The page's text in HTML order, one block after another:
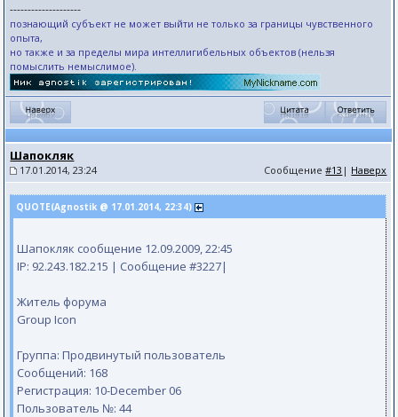
--------------------
познающий субъект не может выйти не только за границы чувственного
опыта,
но также и за пределы мира интеллигибельных объектов (нельзя
помыслить немыслимое).
Шапокляк
17.01.2014, 23:24 Сообщение#13 | Наверх
QUOTE(Agnostik @ 17.01.2014, 22:34)
Шапокляк сообщение 12.09.2009, 22:45
IP: 92.243.182.215 | Сообщение #3227|
Житель форума
Group Icon
Группа: Продвинутый пользователь
Сообщений: 168
Регистрация: 10-December 06
Пользователь №: 44